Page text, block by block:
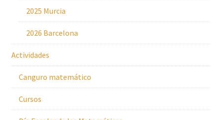
2025 Murcia
2026 Barcelona
Actividades
Canguro matemático
Cursos